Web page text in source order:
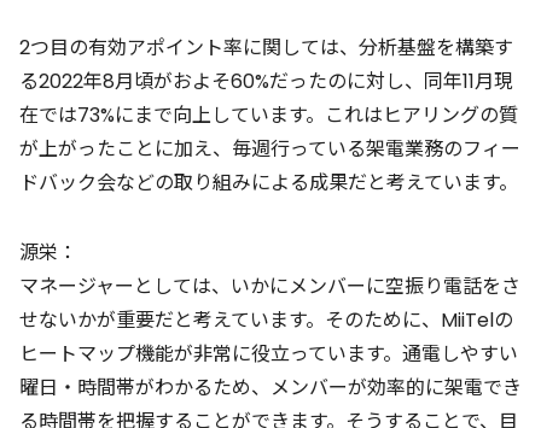
2つ目の有効アポイント率に関しては、分析基盤を構築す
る2022年8月頃がおよそ60%だったのに対し、同年11月現
在では73%にまで向上しています。これはヒアリングの質
が上がったことに加え、毎週行っている架電業務のフィー
ドバック会などの取り組みによる成果だと考えています。
源栄：
マネージャーとしては、いかにメンバーに空振り電話をさ
せないかが重要だと考えています。そのために、MiiTelの
ヒートマップ機能が非常に役立っています。通電しやすい
曜日・時間帯がわかるため、メンバーが効率的に架電でき
る時間帯を把握することができます。そうすることで、目